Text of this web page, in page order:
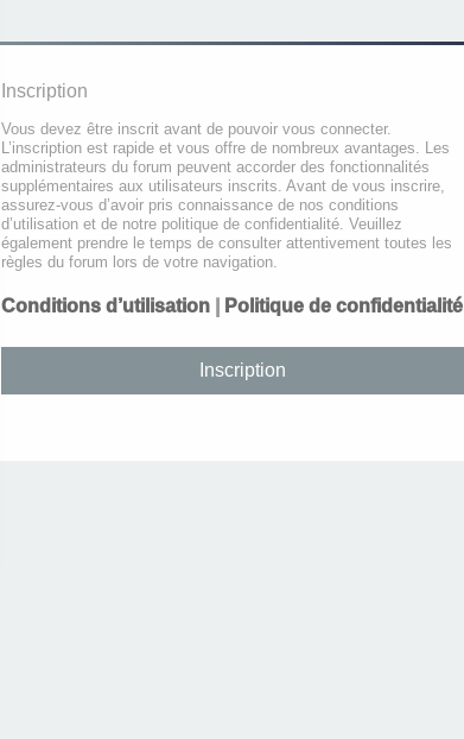
Inscription
Vous devez être inscrit avant de pouvoir vous connecter.
L’inscription est rapide et vous offre de nombreux avantages. Les
administrateurs du forum peuvent accorder des fonctionnalités
supplémentaires aux utilisateurs inscrits. Avant de vous inscrire,
assurez-vous d’avoir pris connaissance de nos conditions
d’utilisation et de notre politique de confidentialité. Veuillez
également prendre le temps de consulter attentivement toutes les
règles du forum lors de votre navigation.
Conditions d’utilisation Politique de confidentialité
Inscription